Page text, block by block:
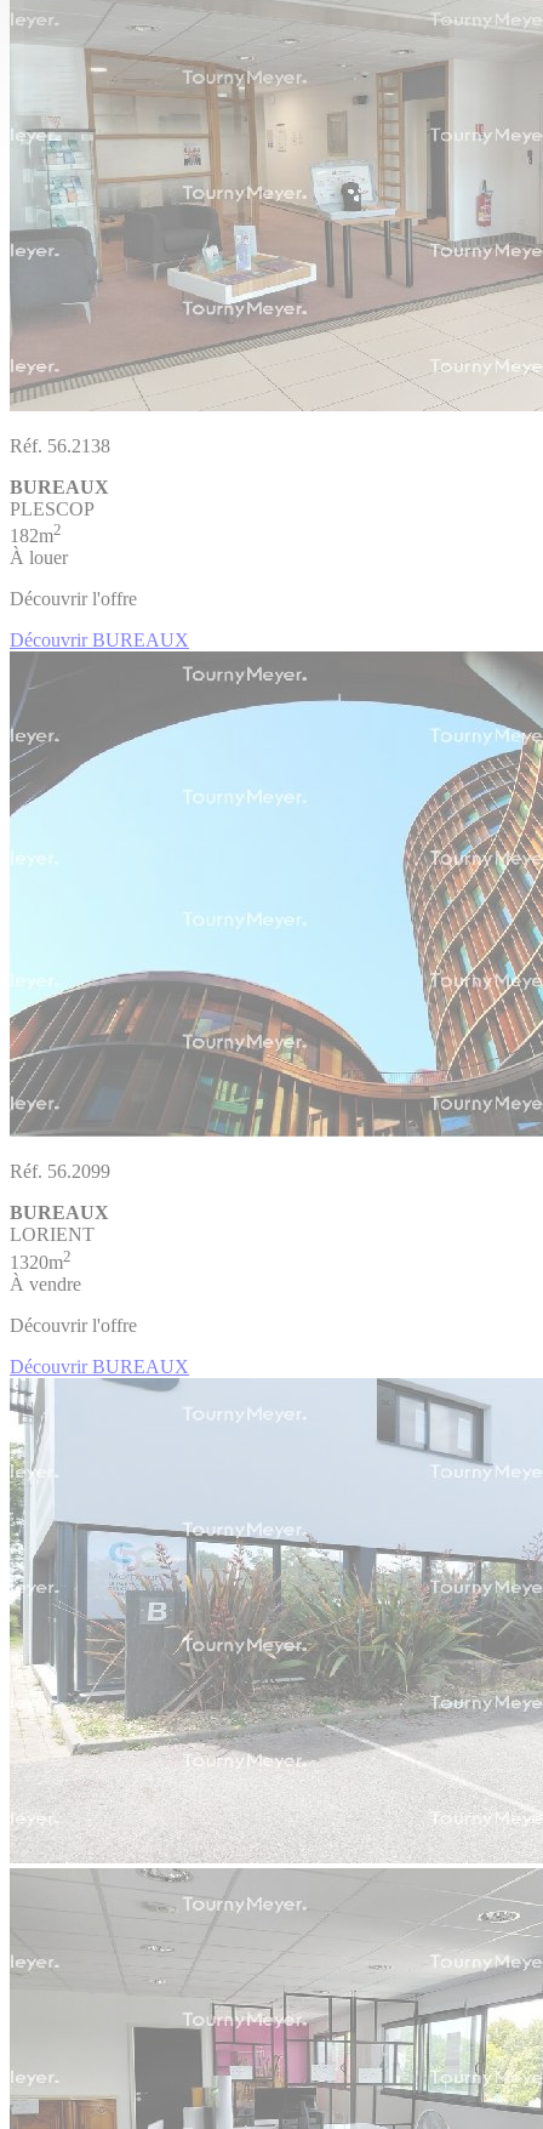
Réf. 56.2138
BUREAUX
PLESCOP
182m2
À louer
Découvrir l'offre
Découvrir BUREAUX
Réf. 56.2099
BUREAUX
LORIENT
1320m2
À vendre
Découvrir l'offre
Découvrir BUREAUX